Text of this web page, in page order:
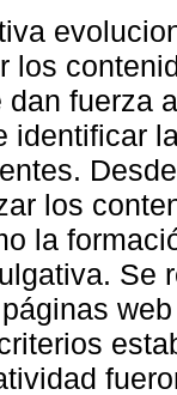
los
fuerza
identificar
los
la
Se